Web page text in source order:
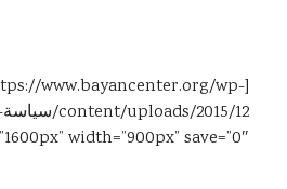
www.bayancenter.org/wp-
width=”900px” save=”0″]